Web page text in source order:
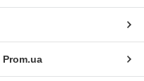
Prom.ua